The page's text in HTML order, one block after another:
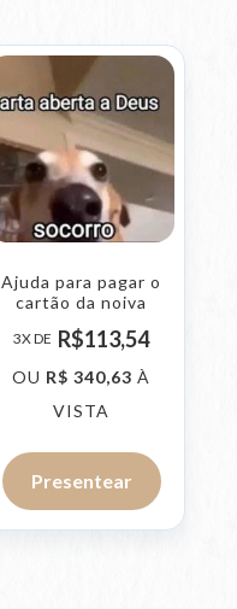
Ajuda para pagar o
cartão da noiva
3X DE R$113,54
OU R$ 340,63 À
VISTA
Presentear